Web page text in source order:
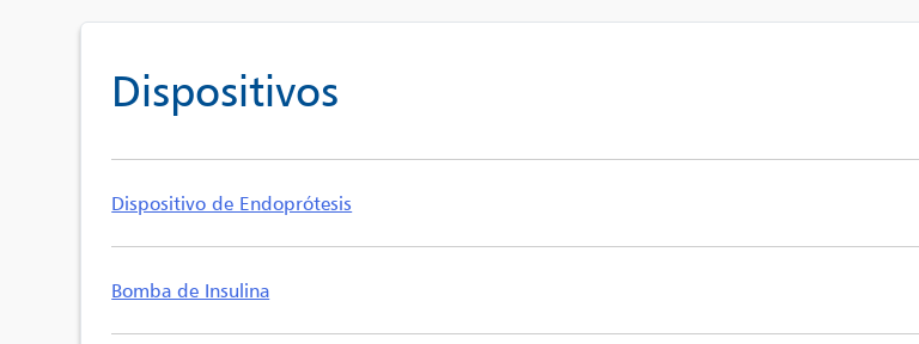
Dispositivos
Dispositivo de Endoprótesis
Bomba de Insulina